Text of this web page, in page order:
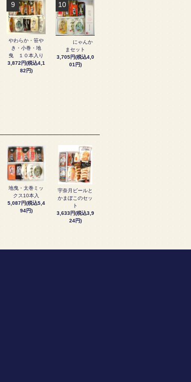
9
やわらか・笹や
き・小巻・地
曳 １０本入り
3,872円(税込4,1
82円)
10
にゃんか
まセット
3,705円(税込4,0
01円)
地曳・太巻ミッ
クス10本入
5,087円(税込5,4
94円)
宇奈月ビールと
かまぼこのセッ
ト
3,633円(税込3,9
24円)